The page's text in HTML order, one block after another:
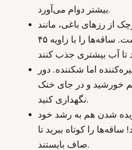
بیشتر دوام می‌آورد.
از رزهای باغی، مانند
یک آغوش است. ساقه‌ها را با زاویه ۴۵
اما شکننده. دور
خورشید و در جای خنک
نگهداری کنید.
شدن هم به رشد خود
ساقه‌ها را کوتاه ببرید تا
صاف بایستند.